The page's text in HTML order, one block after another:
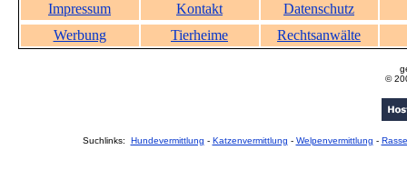
Impressum Kontakt
Datenschutz
Werbung
Tierheime Rechtsanwälte
©
Suchlinks: Hundevermittlung - Katzenvermittlung - Welpenvermittlung -